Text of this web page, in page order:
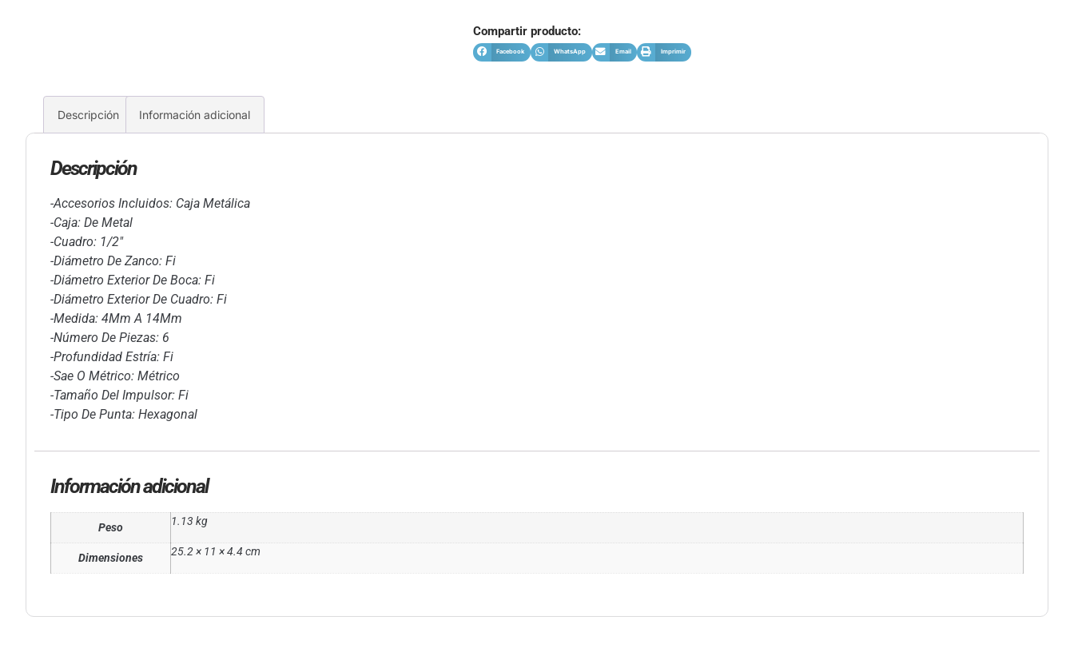
Compartir producto:
Facebook WhatsApp Email Imprimir
Descripción Información adicional
Descripción
-Accesorios Incluidos: Caja Metálica
-Caja: De Metal
-Cuadro: 1/2″
-Diámetro De Zanco: Fi
-Diámetro Exterior De Boca: Fi
-Diámetro Exterior De Cuadro: Fi
-Medida: 4Mm A 14Mm
-Número De Piezas: 6
-Profundidad Estría: Fi
-Sae O Métrico: Métrico
-Tamaño Del Impulsor: Fi
-Tipo De Punta: Hexagonal
Información adicional
Peso 1.13 kg
Dimensiones 25.2 × 11 × 4.4 cm